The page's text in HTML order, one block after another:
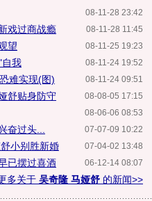
08-11-28 23:42
08-11-28 11:45
戏过商战瘾
08-11-25 19:23
望
08-11-24 19:52
自我
08-11-24 09:51
难实现(图)
08-08-05 17:15
舒贴身防守
08-06-06 08:53
07-07-09 10:22
奋过头...
07-04-02 13:48
小别胜新婚
06-12-14 08:07
已摆过喜酒
多关于 吴奇隆 马娅舒 的新闻>>